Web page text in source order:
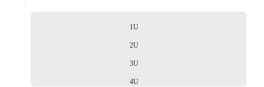
1U
2U
3U
4U